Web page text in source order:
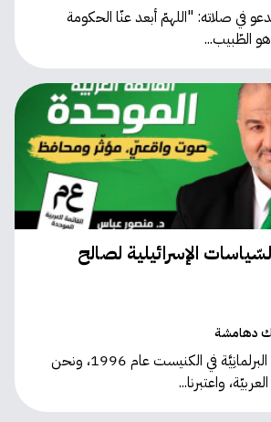
في صلاته: "اللهمّ أبعد عنّا الحكومة
الطّبيب...
الإسرائيلية لصالح
دهامشة
منذ دخلنا الانتخابات البرلمانِيَّة في الكنيست عام 1996، ونحن
واعتبرنا...